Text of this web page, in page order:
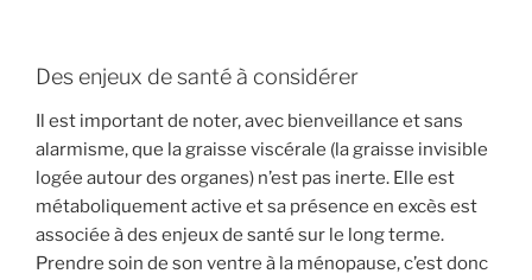
Des enjeux de santé à considérer
Il est important de noter, avec bienveillance et sans
alarmisme, que la graisse viscérale (la graisse invisible
logée autour des organes) n’est pas inerte. Elle est
métaboliquement active et sa présence en excès est
associée à des enjeux de santé sur le long terme.
Prendre soin de son ventre à la ménopause, c’est donc